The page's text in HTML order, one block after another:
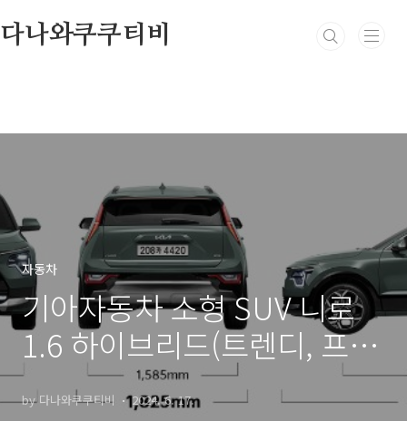
다나와쿠쿠티비
자동차
기아자동차 소형 SUV 니로
1.6 하이브리드(트렌디, 프레
스티지, 시그니처) - 가격비
by 다나와쿠쿠티비 2024. 6. 17.